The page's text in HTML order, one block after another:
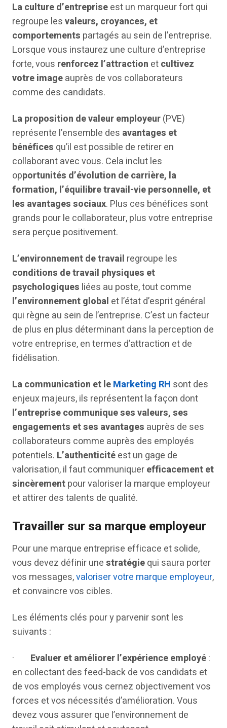
La culture d’entrepriseest un marqueur fort qui
regroupe lesvaleurs, croyances, et
comportements partagés au sein de l’entreprise.
Lorsque vous instaurez une culture d’entreprise
forte, vous renforcez l’attraction etcultivez
votre imageauprès de vos collaborateurs
comme des candidats.
La proposition de valeur employeur(PVE)
représente l’ensemble des avantages et
bénéfices qu’il est possible de retirer en
collaborant avec vous. Cela inclut les
opportunités d’évolution de carrière, la
formation, l’équilibre travail-vie personnelle, et
les avantages sociaux. Plus ces bénéfices sont
grands pour le collaborateur, plus votre entreprise
sera perçue positivement.
L’environnement de travail regroupe les
conditions de travail physiques et
psychologiques liées au poste, tout comme
l’environnement global et l’état d’esprit général
qui règne au sein de l’entreprise. C’est un facteur
de plus en plus déterminant dans la perception de
votre entreprise, en termes d’attraction et de
fidélisation.
La communication et leMarketing RH sont des
enjeux majeurs, ils représentent la façon dont
l’entreprise communique ses valeurs, ses
engagements et ses avantages auprès de ses
collaborateurs comme auprès des employés
potentiels. L’authenticitéest un gage de
valorisation, il faut communiquerefficacement et
sincèrementpour valoriser la marque employeur
et attirer des talents de qualité.
Travailler sur sa marque employeur
Pour une marque entreprise efficace et solide,
vous devez définir unestratégiequi saura porter
vos messages,valoriser votre marque employeur,
et convaincre vos cibles.
Les éléments clés pour y parvenir sont les
suivants :
· Evaluer et améliorer l’expérience employé:
en collectant des feed-back de vos candidats et
de vos employés vous cernez objectivement vos
forces et vos nécessités d’amélioration. Vous
devez vous assurer que l’environnement de